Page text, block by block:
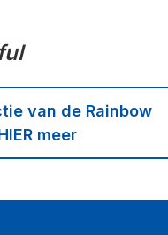
van de Rainbow
meer